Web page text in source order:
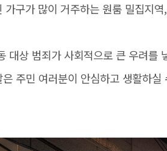
가구가 많이 거주하는 원룸 밀집지
대상 범죄가 사회적으로 큰 우려를
은 주민 여러분이 안심하고 생활하실